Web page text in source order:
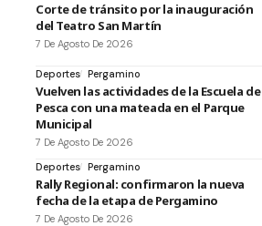
Corte de tránsito por la inauguración
del Teatro San Martín
7 De Agosto De 2026
Deportes Pergamino
Vuelven las actividades de la Escuela de
Pesca con una mateada en el Parque
Municipal
7 De Agosto De 2026
Deportes Pergamino
Rally Regional: confirmaron la nueva
fecha de la etapa de Pergamino
7 De Agosto De 2026